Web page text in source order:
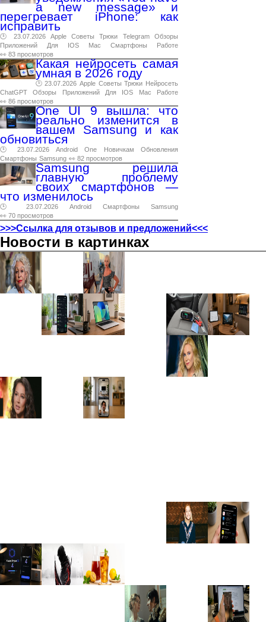
a new message» и
перегревает iPhone: как
исправить
🕑 23.07.2026 Apple Советы Трюки Telegram
Обзоры
Приложений
Для IOS Mac Смартфоны
Работе
👀 83 просмотров
Какая нейросеть самая
умная в 2026 году
🕑 23.07.2026 Apple Советы Трюки Нейросеть
ChatGPT
Обзоры Приложений Для IOS Mac
Работе
👀 86 просмотров
One UI 9 вышла: что
реально изменится в
вашем Samsung и как
обновиться
🕑 23.07.2026 Android One Новичкам
Обновления
Смартфоны Samsung 👀 82 просмотров
Samsung решила
главную проблему
своих смартфонов —
что изменилось
🕑 23.07.2026 Android Смартфоны
Samsung
👀 70 просмотров
>>>Ссылка для отзывов и предложений<<<
Новости в картинках